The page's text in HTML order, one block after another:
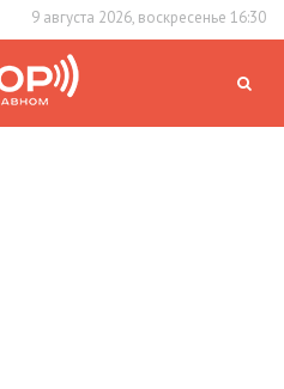
9 августа 2026, воскресенье 16:30